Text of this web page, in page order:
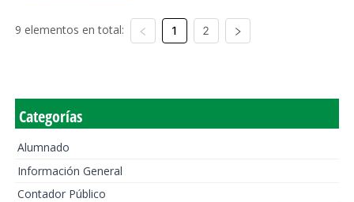
9 elementos en total: 1 2
Categorías
Alumnado
Información General
Contador Público